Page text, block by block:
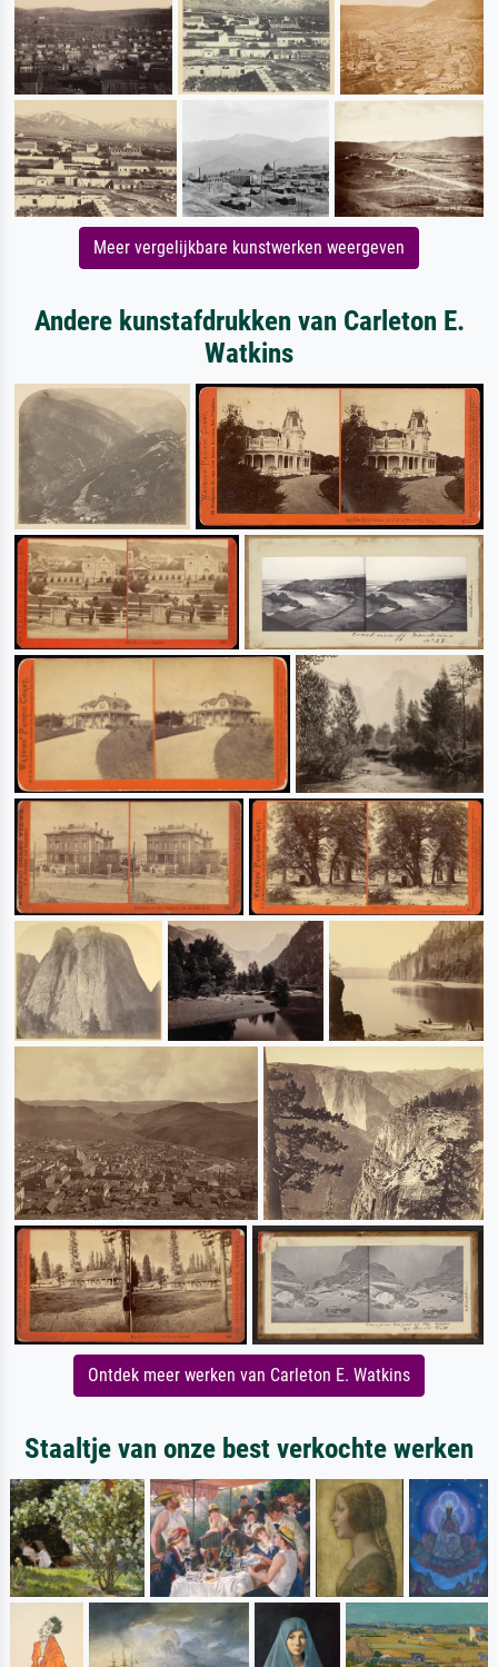
Meer vergelijkbare kunstwerken weergeven
Andere kunstafdrukken van Carleton E.
Watkins
Ontdek meer werken van Carleton E. Watkins
Staaltje van onze best verkochte werken